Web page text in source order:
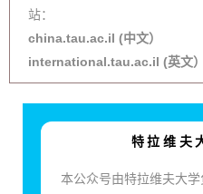
站：
china.tau.ac.il (中文）
international.tau.ac.il (英文）
特拉维夫
本公众号由特拉维夫大